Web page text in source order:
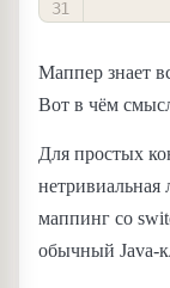
Маппер знает
Вот в чём
Для простых
нетривиальная
маппинг со
обычный Java-